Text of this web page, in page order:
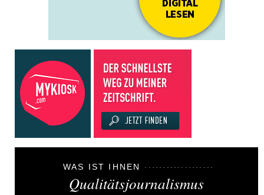
WAS IST IHNEN
Qualitätsjournalismus